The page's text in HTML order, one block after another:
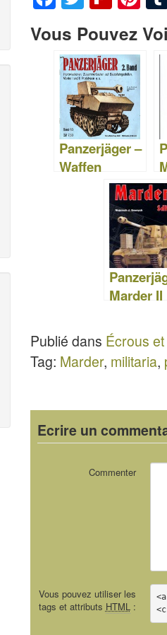
a
c
e
b
o
o
k
wi
tt
er
ip
b
o
ar
d
nt
er
Vous Pouvez
Panzerjäger –
Waffen
Arsenal 060
Marder II
Armor
009
Publié dans Écrous
Tag: Marder, militaria,
Ecrire un
Commenter
Vous pouvez utiliser les
tags et attributs HTML :